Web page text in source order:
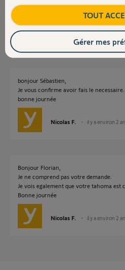
bonjour Sébastien,
Je vous confirme avoir fais le necessaire.
bonne journée
Nicolas F. il y a environ 2
Bonjour Florian,
Je ne comprend pas votre demande.
Je vois egalement que votre tahoma est
Bonne journée
Nicolas F. il y a environ 2
TOUT
Gérer mes